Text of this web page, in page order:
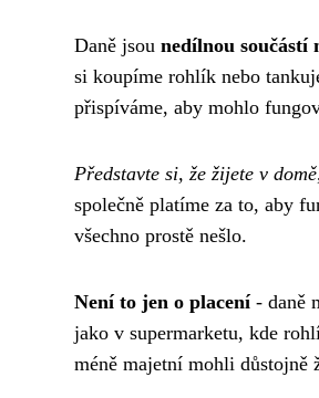
Daně jsou nedílnou součástí
si koupíme rohlík nebo
přispíváme, aby mohlo
Představte si, že žijete v domě
společně platíme za to, aby
všechno prostě nešlo.
Není to jen o placení- daně
jako v supermarketu, kde
méně majetní mohli důstojně